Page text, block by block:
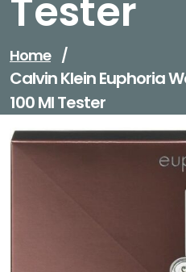
Tester
Home /
Calvin Klein Euphoria
100 Ml Tester